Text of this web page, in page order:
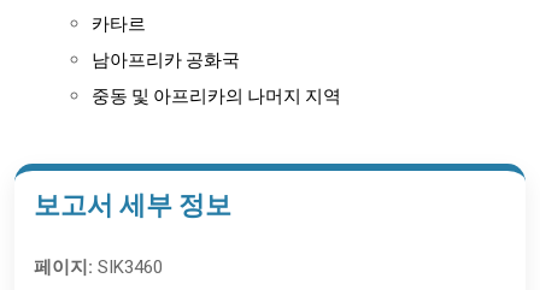
카타르
남아프리카 공화국
중동 및 아프리카의 나머지 지역
보고서 세부 정보
페이지: SIK3460